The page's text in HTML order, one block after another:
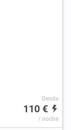
Desde
110 €
/ noche